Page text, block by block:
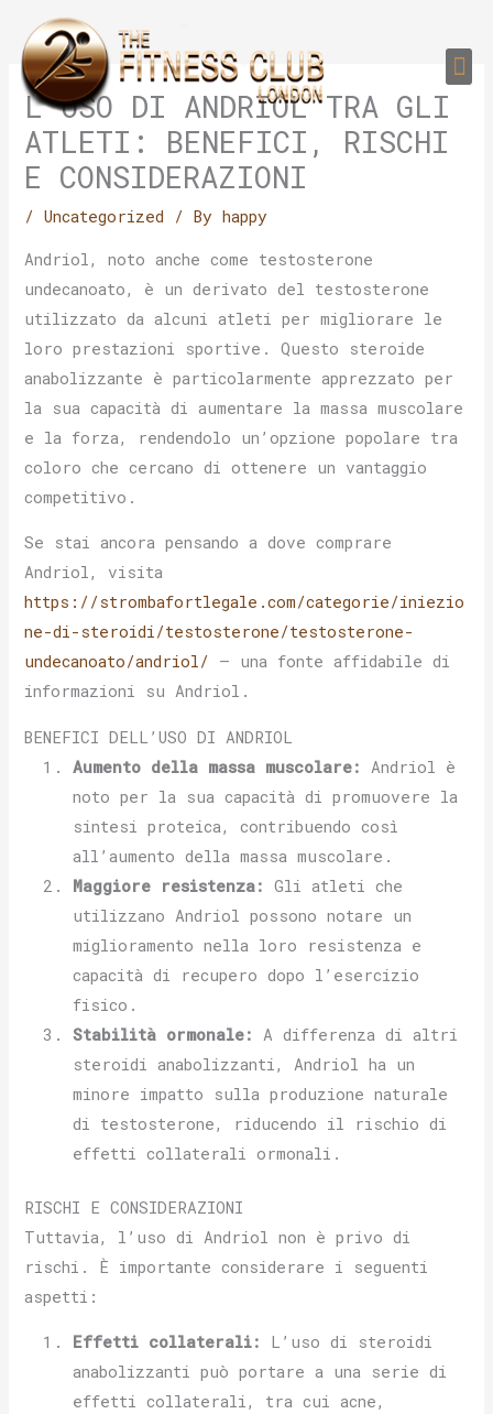
content
L’USO DI ANDRIOL TRA GLI
ATLETI: BENEFICI, RISCHI
E CONSIDERAZIONI
/Uncategorized / Byhappy
Andriol, noto anche come testosterone
undecanoato, è un derivato del testosterone
utilizzato da alcuni atleti per migliorare le
loro prestazioni sportive. Questo steroide
anabolizzante è particolarmente apprezzato per
la sua capacità di aumentare la massa muscolare
e la forza, rendendolo un’opzione popolare tra
coloro che cercano di ottenere un vantaggio
competitivo.
Se stai ancora pensando a dove comprare
Andriol, visita
https://strombafortlegale.com/categorie/iniezio
ne-di-steroidi/testosterone/testosterone-
undecanoato/andriol/ – una fonte affidabile di
informazioni su Andriol.
BENEFICI DELL’USO DI ANDRIOL
Aumento della massa muscolare: Andriol è
noto per la sua capacità di promuovere la
sintesi proteica, contribuendo così
all’aumento della massa muscolare.
Maggiore resistenza: Gli atleti che
utilizzano Andriol possono notare un
miglioramento nella loro resistenza e
capacità di recupero dopo l’esercizio
fisico.
Stabilità ormonale: A differenza di altri
steroidi anabolizzanti, Andriol ha un
minore impatto sulla produzione naturale
di testosterone, riducendo il rischio di
effetti collaterali ormonali.
RISCHI E CONSIDERAZIONI
Tuttavia, l’uso di Andriol non è privo di
rischi. È importante considerare i seguenti
aspetti:
Effetti collaterali:
L’uso di steroidi
anabolizzanti può portare a una serie di
effetti collaterali, tra cui acne,